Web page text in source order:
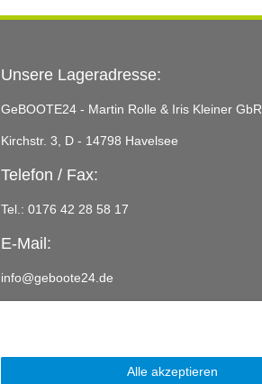
Unsere Lageradresse:
GeBOOTE24 - Martin Rolle & Iris Kleiner GbR
Kirchstr. 3, D - 14798 Havelsee
Telefon / Fax:
Tel.: 0176 42 28 58 17
E-Mail:
info@geboote24.de
Alle akzeptieren